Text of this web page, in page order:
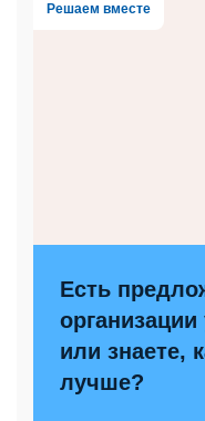
Решаем вместе
Есть
или знаете,
лучше?